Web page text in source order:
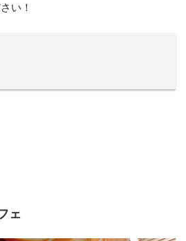
い！
ェ